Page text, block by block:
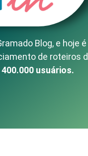
Blog, e hoje é
de roteiros
400.000 usuários.